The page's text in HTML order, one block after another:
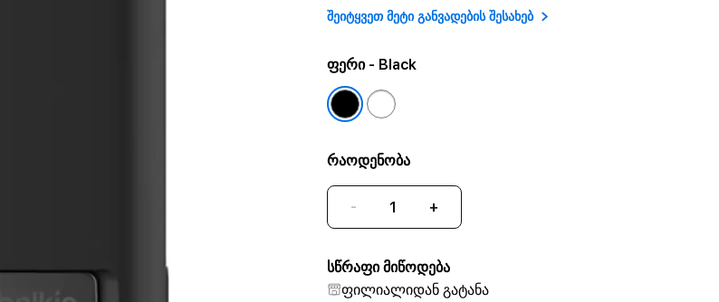
შეიტყვეთ მეტი განვადების შესახებ
ფერი- Black
რაოდენობა
- +
სწრაფი მიწოდება
ფილიალიდან გატანა